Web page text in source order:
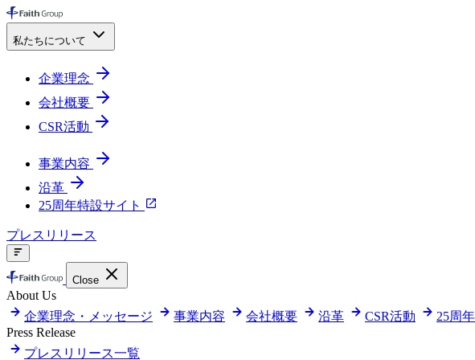
私たちについて
企業理念
会社概要
CSR活動
事業内容
沿革
25周年特設サイト
プレスリリース
Close
About Us
企業理念・メッセージ
事業内容 会社概要 沿革 CSR活動
25周
Press Release
プレスリリース一覧